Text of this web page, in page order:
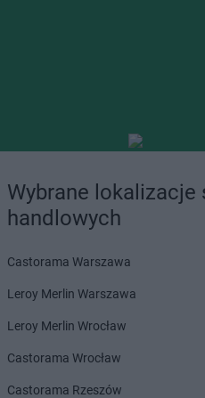
Wybrane lokalizacje
handlowych
Castorama Warszawa
Leroy Merlin Warszawa
Leroy Merlin Wrocław
Castorama Wrocław
Castorama Rzeszów